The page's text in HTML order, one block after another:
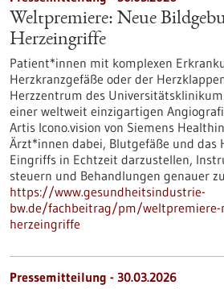
Weltpremiere: Neue
Herzeingriffe
Patient*innen mit komplexen
Herzkranzgefäße oder der
Herzzentrum des
einer weltweit einzigartigen
Artis Icono.vision von Siemens
Ärzt*innen dabei, Blutgefäße und das
Eingriffs in Echtzeit darzustellen,
steuern und Behandlungen genauer
https://www.gesundheitsindustrie-
bw.de/fachbeitrag/pm/weltpremiere-
herzeingriffe
Pressemitteilung - 30.03.2026